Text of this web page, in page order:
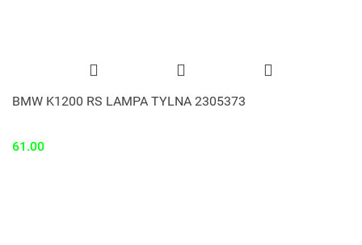
BMW K1200 RS LAMPA TYLNA 2305373
61.00